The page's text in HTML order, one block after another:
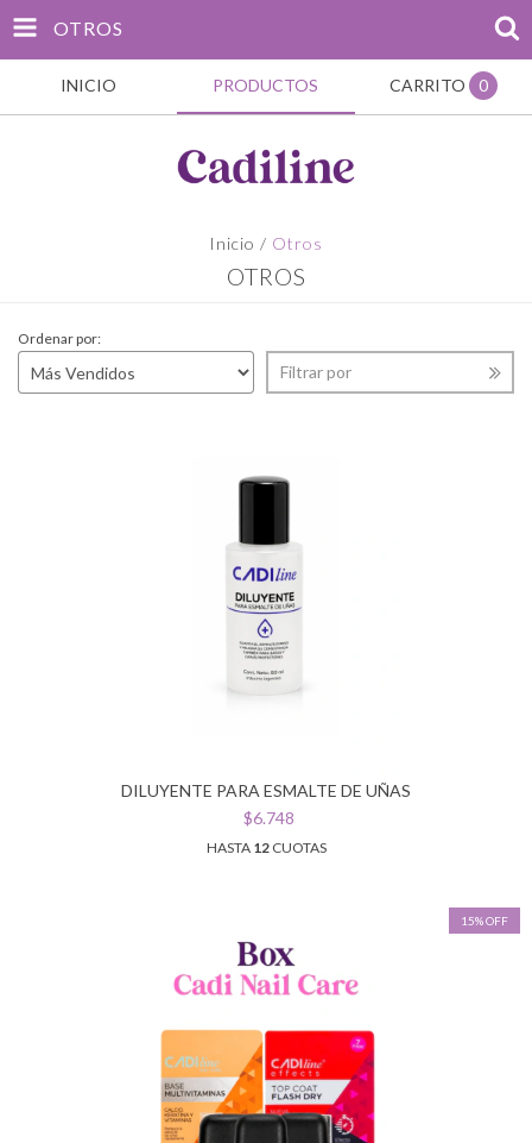
OTROS
INICIO PRODUCTOS CARRITO 0
Inicio / Otros
OTROS
Ordenar por:
Filtrar por
DILUYENTE PARA ESMALTE DE UÑAS
$6.748
HASTA 12CUOTAS
15% OFF